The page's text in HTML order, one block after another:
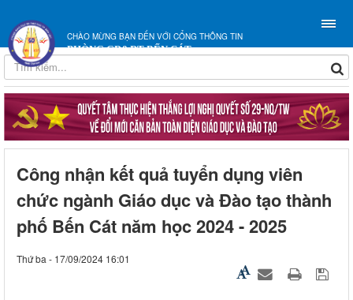
CHÀO MỪNG BẠN ĐẾN VỚI CỔNG THÔNG TIN
PHÒNG GD&ĐT BẾN CÁT
Công nhận kết quả tuyển dụng viên
chức ngành Giáo dục và Đào tạo thành
phố Bến Cát năm học 2024 - 2025
Thứ ba - 17/09/2024 16:01